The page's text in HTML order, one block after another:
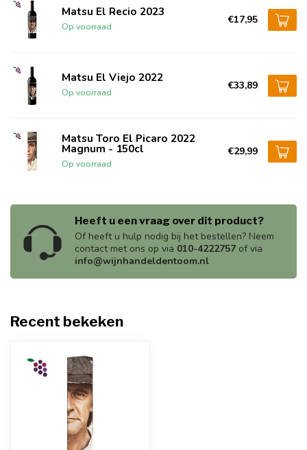
Matsu El Recio 2023
Op voorraad
€17,95
Matsu El Viejo 2022
Op voorraad
€33,89
Matsu Toro El Picaro 2022
Magnum - 150cl
Op voorraad
€29,99
Heeft u een vraag over dit product?
Of heeft u hulp nodig bij het bestellen? Neem
contact met ons op via 010-4222757 of via
info@wijnhandeldentoom.nl
Recent bekeken